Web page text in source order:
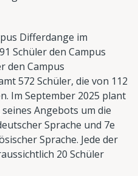
Differdange im
Schüler den Campus
den Campus
572 Schüler, die von 112
Im September 2025 plant
Angebots um die
Sprache und 7e
Sprache. Jede der
20 Schüler